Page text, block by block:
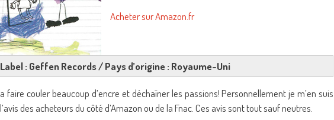
Acheter sur Amazon.fr
: Geffen Records / Pays d’origine : Royaume-Uni
faire couler beaucoup d’encre et déchaîner les passions! Personnellement je m’en suis
des acheteurs du côté d’Amazon ou de la Fnac. Ces avis sont tout sauf neutres.